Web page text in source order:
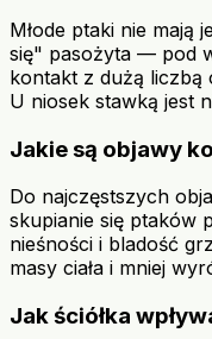
Młode ptaki nie mają
się" pasożyta — pod
kontakt z dużą
U niosek stawką jest
Jakie są objawy
Do najczęstszych
skupianie się ptaków
nieśności i bladość
masy ciała i mniej
Jak ściółka